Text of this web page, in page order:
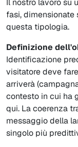
Il nostro lavoro su
fasi,
questa tipologia.
Definizione
Identificazione
visitatore deve
arriverà
contesto in cui ha
qui. La coerenza
messaggio della
singolo più